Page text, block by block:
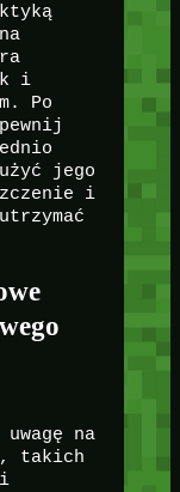
i
Po
jego
i
na
takich
i